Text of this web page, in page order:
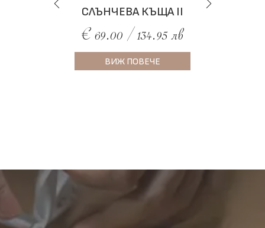
СЛЪНЧЕВА КЪЩА II
€ 69.00 / 134.95 лв
ВИЖ ПОВЕЧЕ